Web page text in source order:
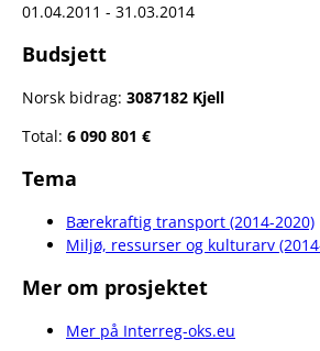
01.04.2011 - 31.03.2014
Budsjett
Norsk bidrag: 3087182 Kjell
Total: 6 090 801 €
Tema
Bærekraftig transport (2014-2020)
Miljø, ressurser og kulturarv
Mer om prosjektet
Mer på Interreg-oks.eu